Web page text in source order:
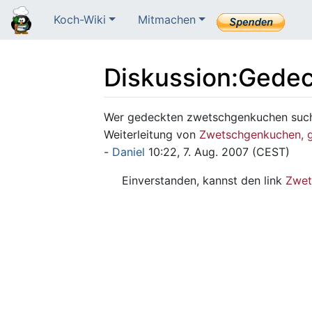
Koch-Wiki Mitmachen
Diskussion:
Wechseln zu:Navigation,Suche
Wer gedeckten zwetschgenkuchen
Weiterleitung von Zwetschgenkuchen,
- Daniel 10:22, 7. Aug. 2007 (CEST)
Einverstanden, kannst den link